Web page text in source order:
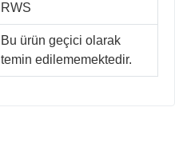
RWS
Bu ürün geçici olarak
temin edilememektedir.